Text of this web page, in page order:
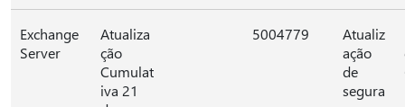
Exchange
Server
Atualiza
ção
Cumulat
iva 21
5004779
Atualiz
ação
de
segura